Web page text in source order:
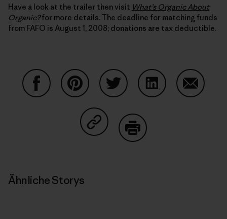
Have a look at the trailer then visit What’s Organic About
Organic?for more details. The deadline for matching funds
from FAFO is August 1, 2008; donations are tax deductible.
Auf Copy Link teilen
Ähnliche Storys